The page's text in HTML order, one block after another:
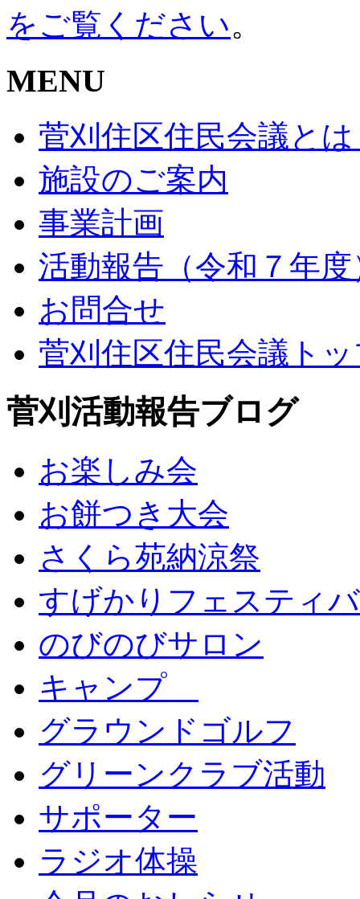
をご覧ください。
MENU
菅刈住区住民会議と
施設のご案内
事業計画
活動報告（令和７年度
お問合せ
菅刈住区住民会議ト
菅刈活動報告ブログ
お楽しみ会
お餅つき大会
さくら苑納涼祭
すげかりフェスティ
のびのびサロン
キャンプ
グラウンドゴルフ
グリーンクラブ活動
サポーター
ラジオ体操